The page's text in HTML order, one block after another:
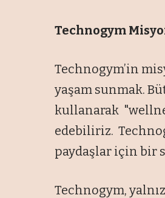
Technogym
Technogym’in
yaşam sunmak.
kullanarak
edebiliriz.
paydaşlar için bir
Technogym,